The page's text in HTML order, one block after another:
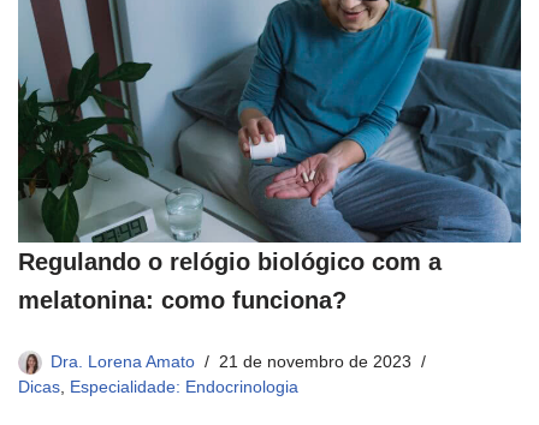
Regulando o relógio biológico com a
melatonina: como funciona?
Dra. Lorena Amato
21 de novembro de 2023
Dicas
Especialidade: Endocrinologia